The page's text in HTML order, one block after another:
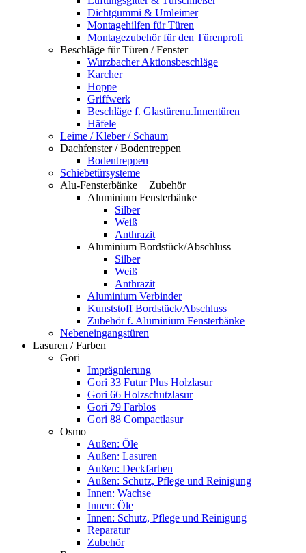
Dichtgummi & Umleimer
Montagehilfen für Türen
Montagezubehör für den Türenprofi
Beschläge für Türen / Fenster
Wurzbacher Aktionsbeschläge
Karcher
Hoppe
Griffwerk
Beschläge f. Glastürenu.Innentüren
Häfele
Leime / Kleber / Schaum
Dachfenster / Bodentreppen
Bodentreppen
Schiebetürsysteme
Alu-Fensterbänke + Zubehör
Aluminium Fensterbänke
Silber
Weiß
Anthrazit
Aluminium Bordstück/Abschluss
Silber
Weiß
Anthrazit
Aluminium Verbinder
Kunststoff Bordstück/Abschluss
Zubehör f. Aluminium Fensterbänke
Nebeneingangstüren
Lasuren / Farben
Gori
Imprägnierung
Gori 33 Futur Plus Holzlasur
Gori 66 Holzschutzlasur
Gori 79 Farblos
Gori 88 Compactlasur
Osmo
Außen: Öle
Außen: Lasuren
Außen: Deckfarben
Außen: Schutz, Pflege und Reinigung
Innen: Wachse
Innen: Öle
Innen: Schutz, Pflege und Reinigung
Reparatur
Zubehör